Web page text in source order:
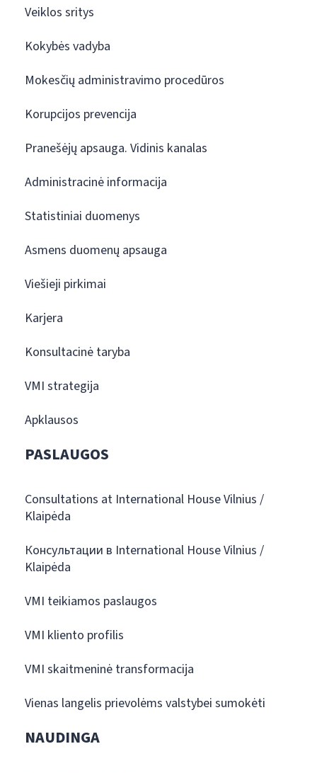
Veiklos sritys
Kokybės vadyba
Mokesčių administravimo procedūros
Korupcijos prevencija
Pranešėjų apsauga. Vidinis kanalas
Administracinė informacija
Statistiniai duomenys
Asmens duomenų apsauga
Viešieji pirkimai
Karjera
Konsultacinė taryba
VMI strategija
Apklausos
PASLAUGOS
Consultations at International House Vilnius /
Klaipėda
Консультации в International House Vilnius /
Klaipėda
VMI teikiamos paslaugos
VMI kliento profilis
VMI skaitmeninė transformacija
Vienas langelis prievolėms valstybei sumokėti
NAUDINGA